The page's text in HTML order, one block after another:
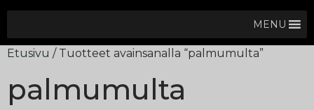
MENU
Etusivu / Tuotteet avainsanalla “palmumulta”
palmumulta